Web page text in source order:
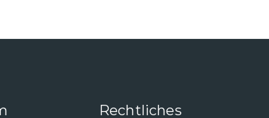
Rechtliches